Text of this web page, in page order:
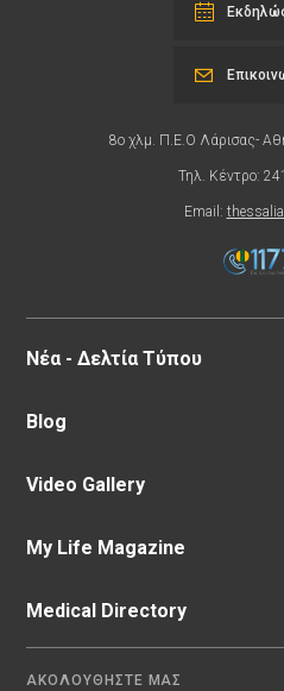
8ο χλμ. Π.Ε.Ο Λάρισας-
Τηλ. Κέντρο:
Email:
Νέα - Δελτία Τύπου
Blog
Video Gallery
My Life Magazine
Medical Directory
ΑΚΟΛΟΥΘΗΣΤΕ ΜΑΣ